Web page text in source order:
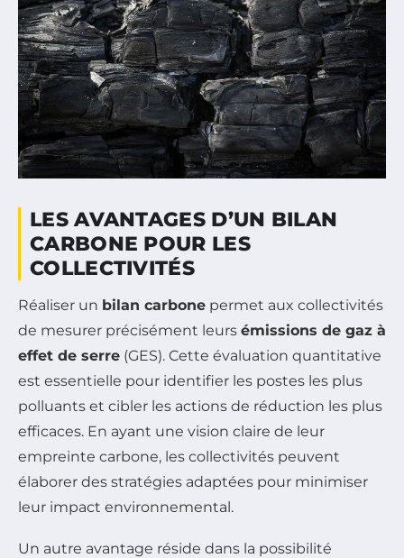
LES AVANTAGES D’UN BILAN
CARBONE POUR LES
COLLECTIVITÉS
Réaliser un bilan carbone permet aux collectivités
de mesurer précisément leurs émissions de gaz à
effet de serre (GES). Cette évaluation quantitative
est essentielle pour identifier les postes les plus
polluants et cibler les actions de réduction les plus
efficaces. En ayant une vision claire de leur
empreinte carbone, les collectivités peuvent
élaborer des stratégies adaptées pour minimiser
leur impact environnemental.
Un autre avantage réside dans la possibilité